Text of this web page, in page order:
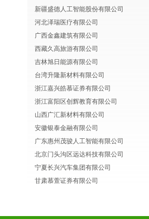
新疆盛德人工智能股份有限公司
河北泽瑞医疗有限公司
广西金鑫建筑有限公司
西藏久高旅游有限公司
吉林旭日能源有限公司
台湾升隆新材料有限公司
浙江嘉兴皓慕证券有限公司
浙江富阳区创辉教育有限公司
山西广汇新材料有限公司
安徽银泰金融有限公司
广东惠州茂骏人工智能有限公司
北京门头沟区远达科技有限公司
宁夏长兴汽车集团有限公司
甘肃慕萱证券有限公司